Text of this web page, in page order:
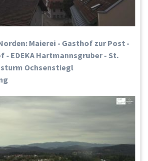
Maierei - Gasthof zur Post -
EDEKA Hartmannsgruber - St.
Ochsenstiegl